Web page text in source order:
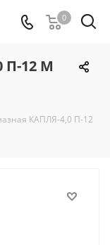
0
П-12 М
КАПЛЯ-4,0 П-12